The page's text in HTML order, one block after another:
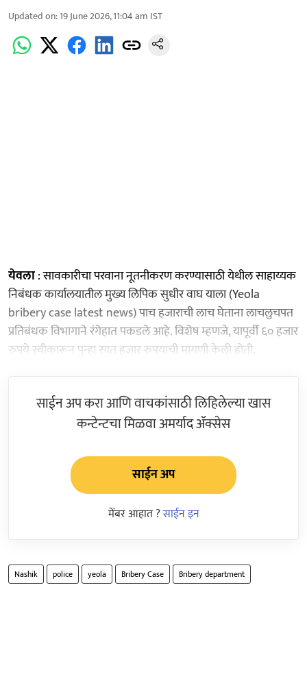
Updated on:19 June 2026, 11:04 am IST
येवला: सावकारीचा परवाना नूतनीकरण करण्यासाठी येथील साहाय्यक
निबंधक कार्यालयातील मुख्य लिपिक सुधीर वाघ याला (Yeola
bribery case latest news) पाच हजाराची लाच घेताना लाचलुचपत
प्रतिबंधक विभागाने रंगेहात पकडले आहे. विशेष म्हणजे, यापूर्वी ६० हजार
रुपये स्वीकारून पुन्हा सात हजार रुपयाची मागणी केली होती.
साईन अप करा आणि वाचकांसाठी लिहिलेल्या खास
कन्टेन्टचा मिळवा अमर्याद ॲक्सेस
साईन अप
मेंबर आहात ?साईन इन
Nashik police yeola Bribery Case Bribery department